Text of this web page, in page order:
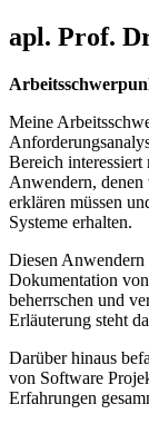
apl. Prof.
Meine
Bereich
Anwendern,
erklären müssen
Systeme erhalten.
Diesen
Dokumentation
beherrschen und
Erläuterung steht
Darüber hinaus
von Software
Erfahrungen